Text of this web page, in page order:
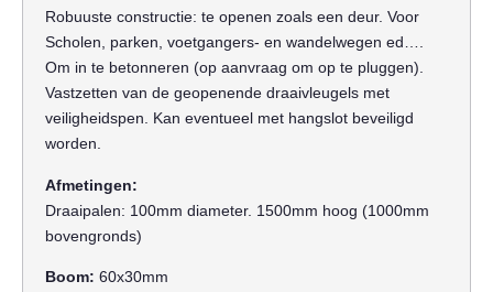
Robuuste constructie: te openen zoals een deur. Voor
Scholen, parken, voetgangers- en wandelwegen ed….
Om in te betonneren (op aanvraag om op te pluggen).
Vastzetten van de geopenende draaivleugels met
veiligheidspen. Kan eventueel met hangslot beveiligd
worden.
Afmetingen:
Draaipalen: 100mm diameter. 1500mm hoog (1000mm
bovengronds)
Boom: 60x30mm